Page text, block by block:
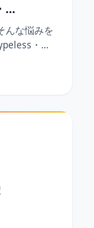
説
んな悩みを
・